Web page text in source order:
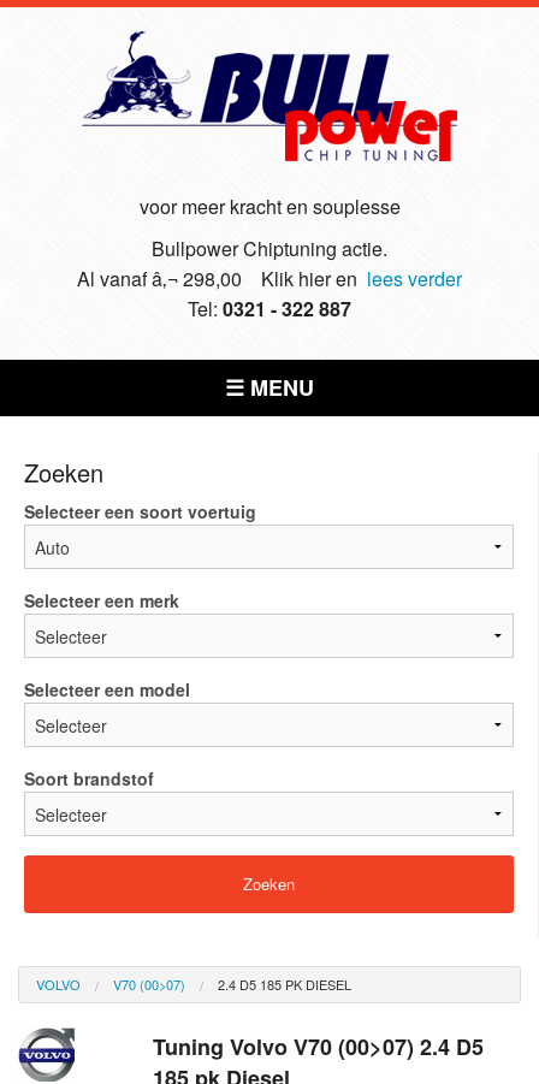
voor meer kracht en souplesse
Bullpower Chiptuning actie.
Al vanaf â‚¬ 298,00 Klik hier en lees verder
Tel: 0321 - 322 887
☰ MENU
Zoeken
Selecteer een soort voertuig
Selecteer een merk
Selecteer een model
Soort brandstof
VOLVO V70 (00>07) 2.4 D5 185 PK DIESEL
Tuning Volvo V70 (00>07) 2.4 D5